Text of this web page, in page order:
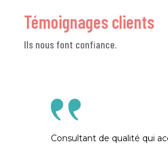
Témoignages clients
Ils nous font confiance.
Consultant de qualité qui